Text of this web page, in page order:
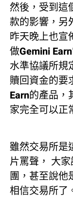
然後，受到這
款的影響，另
昨天晚上也宣
做Gemini
水準協議所規
贖回資金的要
Earn的產品，
家完全可以正
雖然交易所是
片罵聲， 大
團，甚至說他
相信交易所了